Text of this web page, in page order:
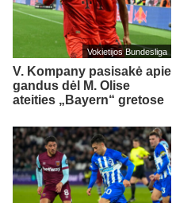
Vokietijos Bundesliga
V. Kompany pasisakė apie
gandus dėl M. Olise
ateities „Bayern“ gretose